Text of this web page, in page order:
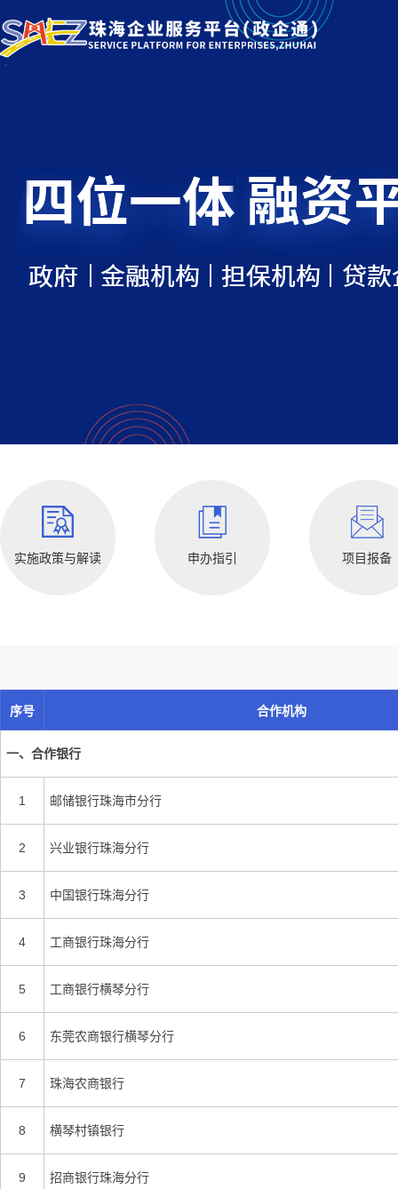
实施政策与解读 申办指引 项目报备
序号 合作机构
一、合作银行
1 邮储银行珠海市分行
2 兴业银行珠海分行
3 中国银行珠海分行
4 工商银行珠海分行
5 工商银行横琴分行
6 东莞农商银行横琴分行
7 珠海农商银行
8 横琴村镇银行
9 招商银行珠海分行